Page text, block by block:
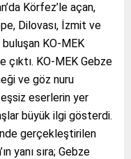
Körfez’le açan,
Dilovası, İzmit ve
KO-MEK
çıktı. KO-MEK Gebze
ve göz nuru
eserlerin yer
büyük ilgi gösterdi.
gerçekleştirilen
yanı sıra; Gebze